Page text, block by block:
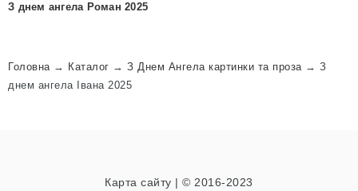
З днем ангела Роман 2025
Головна→ Каталог → З Днем Ангела картинки та проза→ З
днем ангела Івана 2025
Карта сайту | © 2016-2023